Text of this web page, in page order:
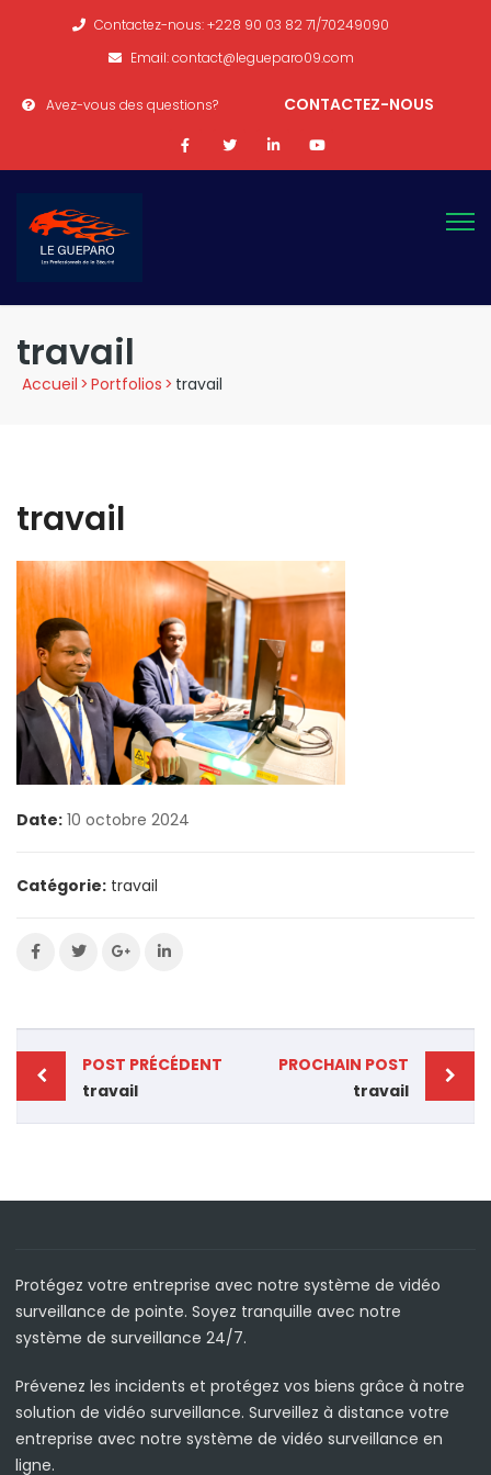
Contactez-nous: +228 90 03 82 71/70249090
Email: contact@legueparo09.com
Avez-vous des questions? CONTACTEZ-NOUS
travail
Accueil > Portfolios > travail
travail
Date: 10 octobre 2024
Catégorie: travail
POST PRÉCÉDENT
travail
PROCHAIN POST
travail
Protégez votre entreprise avec notre système de vidéo
surveillance de pointe. Soyez tranquille avec notre
système de surveillance 24/7.
Prévenez les incidents et protégez vos biens grâce à notre
solution de vidéo surveillance. Surveillez à distance votre
entreprise avec notre système de vidéo surveillance en
ligne.